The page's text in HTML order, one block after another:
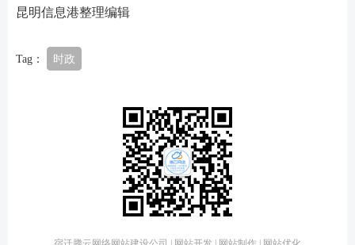
昆明信息港整理编辑
Tag： 时政
宿迁腾云网络网站建设公司 | 网站开发 | 网站制作 | 网站优化